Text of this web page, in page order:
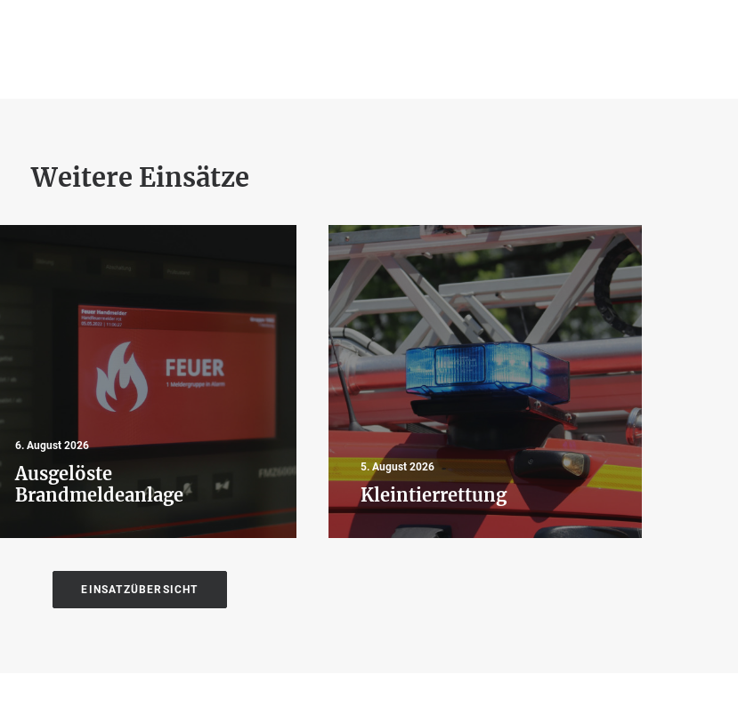
Weitere Einsätze
6. August 2026
Ausgelöste
Brandmeldeanlage
5. August 2026
Kleintierrettung
EINSATZÜBERSICHT